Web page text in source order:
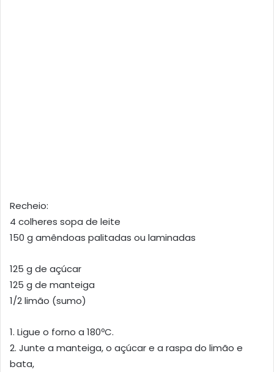
Recheio:
4 colheres sopa de leite
150 g amêndoas palitadas ou laminadas
125 g de açúcar
125 g de manteiga
1/2 limão (sumo)
1. Ligue o forno a 180ºC.
2. Junte a manteiga, o açúcar e a raspa do limão e
bata,